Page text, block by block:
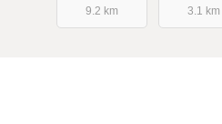
9.2 km
3.1 km